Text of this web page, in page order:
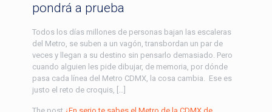
pondrá a prueba
Todos los días millones de personas bajan las escaleras
del Metro, se suben a un vagón, transbordan un par de
veces y llegan a su destino sin pensarlo demasiado. Pero
cuando alguien les pide dibujar, de memoria, por dónde
pasa cada línea del Metro CDMX, la cosa cambia. Ese es
justo el reto de croquis, […]